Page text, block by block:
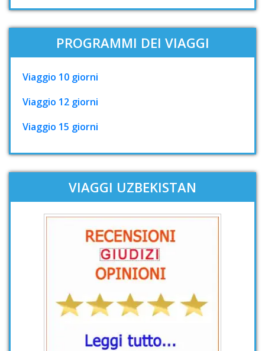
PROGRAMMI DEI VIAGGI
Viaggio 10 giorni
Viaggio 12 giorni
Viaggio 15 giorni
VIAGGI UZBEKISTAN